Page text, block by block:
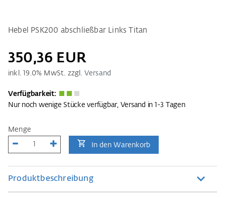
Hebel PSK200 abschließbar Links Titan
350,36 EUR
inkl.19.0% MwSt. zzgl. Versand
Verfügbarkeit:
Nur noch wenige Stücke verfügbar, Versand in 1-3 Tagen
Menge
In den Warenkorb
Produktbeschreibung